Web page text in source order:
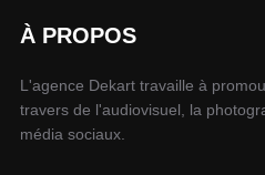
À PROPOS
L'agence Dekart travaille à
travers de l'audiovisuel, la
média sociaux.